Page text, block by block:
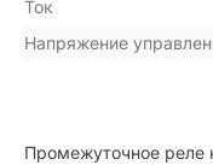
Ток
Напряжение
Промежуточное реле